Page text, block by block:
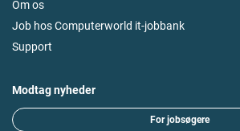
Om os
Job hos Computerworld it-jobbank
Support
Modtag nyheder
For jobsøgere